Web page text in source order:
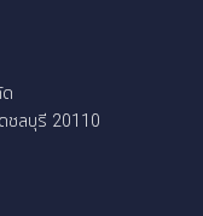
ชลบุรี 20110